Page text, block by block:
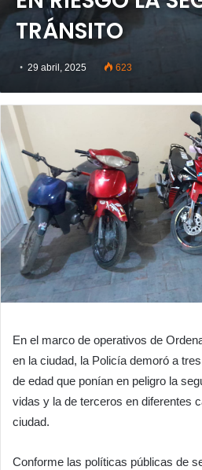
TRÁNSITO
29 abril, 2025 623
En el marco de operativos de
en la ciudad, la Policía demoró a
de edad que ponían en peligro la
vidas y la de terceros en diferentes
ciudad.
Conforme las políticas públicas de